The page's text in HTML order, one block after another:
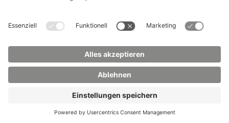
ImpressumBarrierefreiheitPresse